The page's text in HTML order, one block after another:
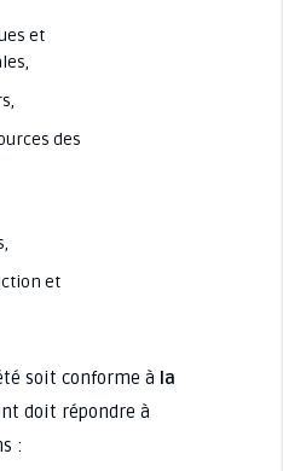
et
des
et
soit conforme à la
doit répondre à
: